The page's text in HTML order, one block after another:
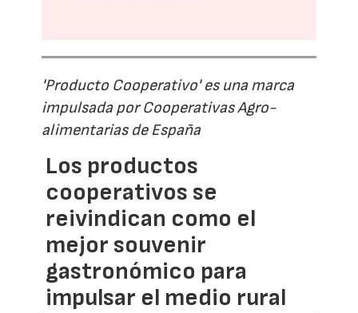
'Producto Cooperativo' es una marca
impulsada por Cooperativas Agro-
alimentarias de España
Los productos
cooperativos se
reivindican como el
mejor souvenir
gastronómico para
impulsar el medio rural